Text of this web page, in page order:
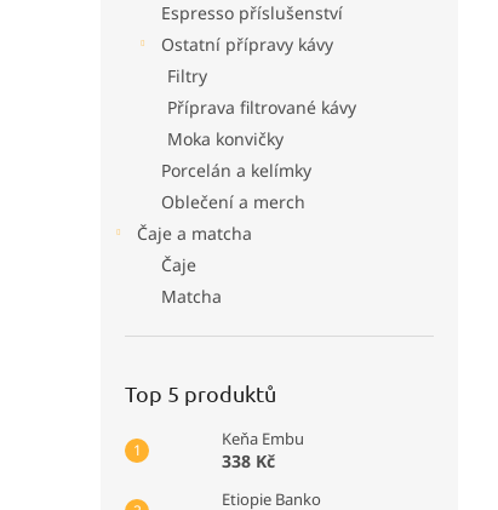
Espresso příslušenství
Ostatní přípravy kávy
Filtry
Příprava filtrované kávy
Moka konvičky
Porcelán a kelímky
Oblečení a merch
Čaje a matcha
Čaje
Matcha
Top 5 produktů
Keňa Embu
338 Kč
Etiopie Banko